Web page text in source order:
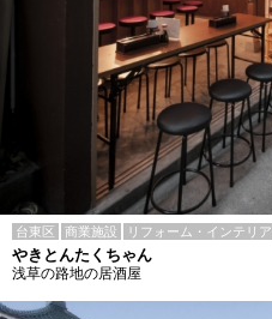
台東区 商業施設 リフォーム・インテリア
やきとんたくちゃん
浅草の路地の居酒屋